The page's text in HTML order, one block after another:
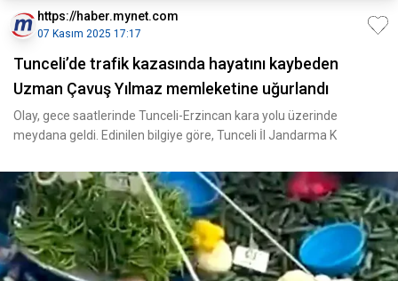
https://haber.mynet.com
07 Kasım 2025 17:17
Tunceli’de trafik kazasında hayatını kaybeden
Uzman Çavuş Yılmaz memleketine uğurlandı
Olay, gece saatlerinde Tunceli-Erzincan kara yolu üzerinde
meydana geldi. Edinilen bilgiye göre, Tunceli İl Jandarma K